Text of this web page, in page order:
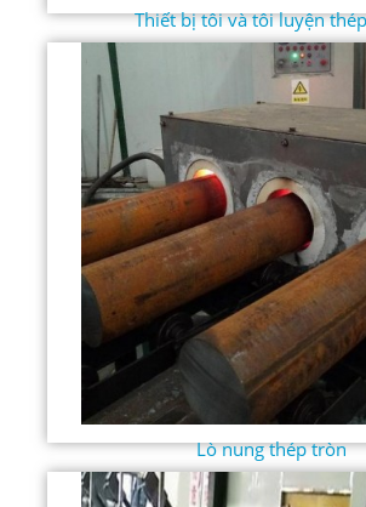
Thiết bị tôi và tôi luyện
Lò nung thép tròn